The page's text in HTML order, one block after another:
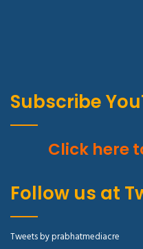
Subscribe
Click here
Follow us at
Tweets by prabhatmediacre